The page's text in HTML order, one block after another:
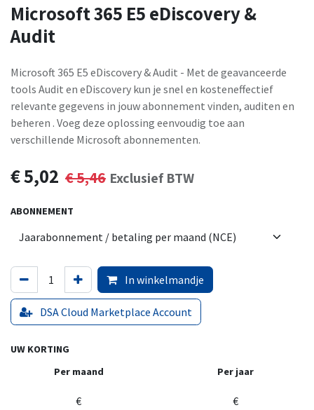
Microsoft 365 E5 eDiscovery &
Audit
Microsoft 365 E5 eDiscovery & Audit - Met de geavanceerde
tools Audit en eDiscovery kun je snel en kosteneffectief
relevante gegevens in jouw abonnement vinden, auditen en
beheren . Voeg deze oplossing eenvoudig toe aan
verschillende Microsoft abonnementen.
€5,02 €5,46 Exclusief BTW
ABONNEMENT
In winkelmandje
DSA Cloud Marketplace Account
UW KORTING
Per maand
€
Per jaar
€